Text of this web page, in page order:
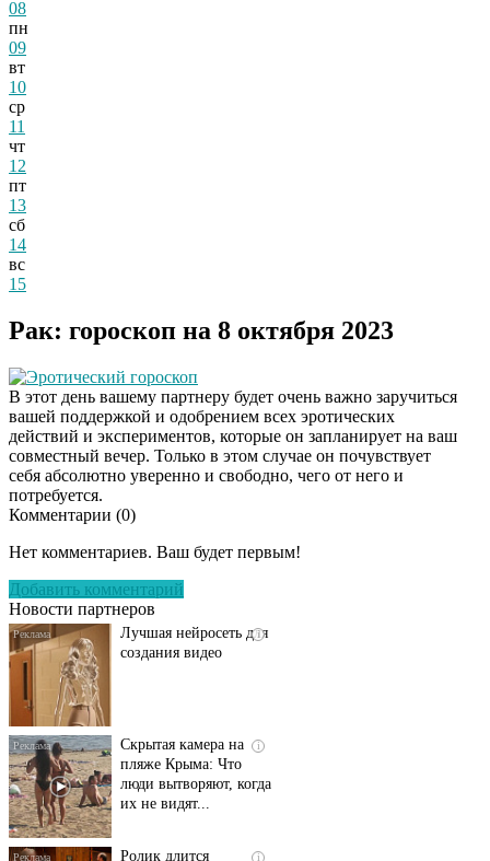
08
пн
09
вт
10
ср
11
чт
12
пт
13
сб
14
вс
15
Рак: гороскоп на 8 октября 2023
Эротический гороскоп
В этот день вашему партнеру будет очень важно заручиться
вашей поддержкой и одобрением всех эротических
действий и экспериментов, которые он запланирует на ваш
совместный вечер. Только в этом случае он почувствует
себя абсолютно уверенно и свободно, чего от него и
потребуется.
Комментарии (0)
Нет комментариев. Ваш будет первым!
Добавить комментарий
Новости партнеров
Передовая нейронка
i
Лучшая нейросеть для
создания видео
i
Скрытая камера на
пляже Крыма: Что
люди вытворяют, когда
их не видят...
i
Ролик длится